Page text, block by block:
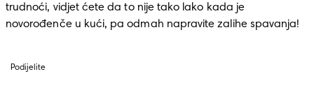
trudnoći, vidjet ćete da to nije tako lako kada je
novorođenče u kući, pa odmah napravite zalihe spavanja!
Podijelite